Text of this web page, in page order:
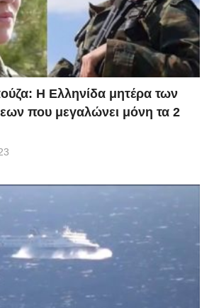
Η Ελληνίδα μητέρα των
που μεγαλώνει μόνη τα 2